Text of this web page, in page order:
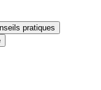
pratiques